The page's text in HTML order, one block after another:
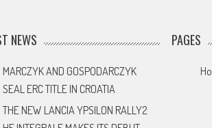
NEWS
MARCZYK AND GOSPODARCZYK
SEAL ERC TITLE IN CROATIA
THE NEW LANCIA YPSILON RALLY2
PAGES